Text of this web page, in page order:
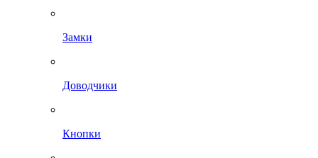
Замки
Доводчики
Кнопки